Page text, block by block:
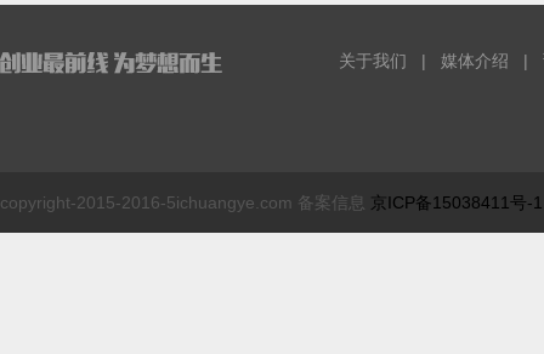
关于我们 | 媒体介绍 |
copyright-2015-2016-5ichuangye.com 备案信息 京ICP备15038411号-1